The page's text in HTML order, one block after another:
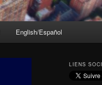
English/Español
LIENS